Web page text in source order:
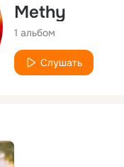
Methy
1 альбом
Слушать